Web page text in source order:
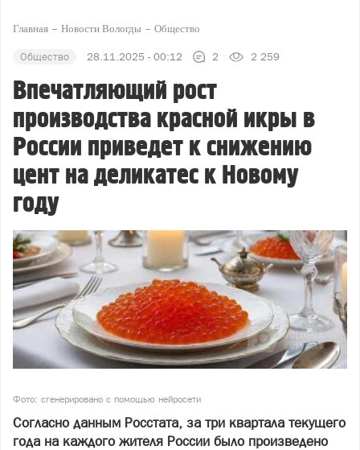
Главная Новости Вологды Общество
Общество 28.11.2025 - 00:12 2 2 259
Впечатляющий рост
производства красной икры в
России приведет к снижению
цент на деликатес к Новому
году
Фото: сгенерировано с помощью нейросети
Согласно данным Росстата, за три квартала текущего
года на каждого жителя России было произведено